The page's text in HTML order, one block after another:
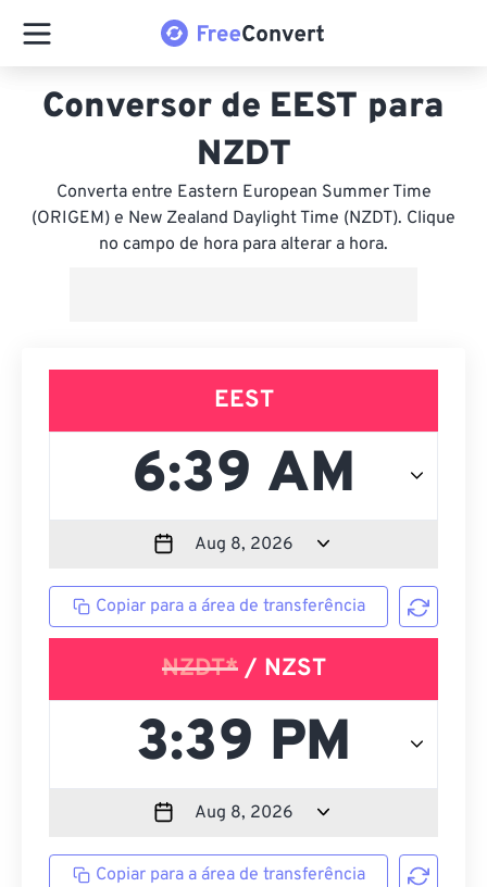
Conversor de EEST para
NZDT
Converta entre Eastern European Summer Time
(ORIGEM) e New Zealand Daylight Time (NZDT). Clique
no campo de hora para alterar a hora.
EEST
Copiar para a área de transferência
NZDT*/ NZST
Copiar para a área de transferência